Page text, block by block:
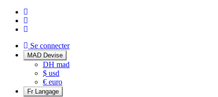
Se connecter
MAD Devise
DH mad
$ usd
€ euro
FrLangage